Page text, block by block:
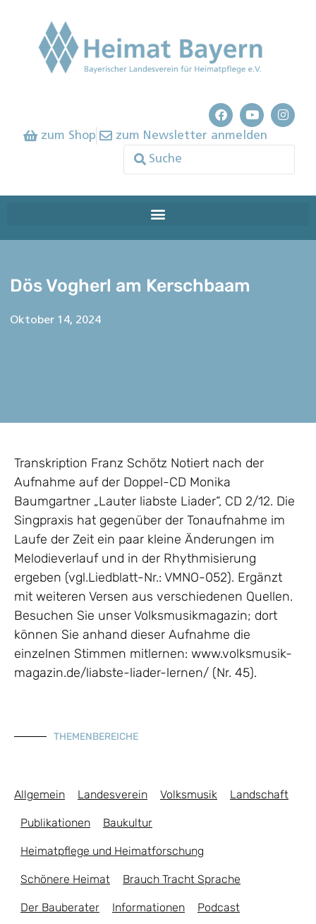
zum Shop zum Newsletter anmelden
Dös Vogherl am Kerschbaam
Oktober 14, 2024
Transkription Franz Schötz Notiert nach der
Aufnahme auf der Doppel-CD Monika
Baumgartner „Lauter liabste Liader“, CD 2/12. Die
Singpraxis hat gegenüber der Tonaufnahme im
Laufe der Zeit ein paar kleine Änderungen im
Melodieverlauf und in der Rhythmisierung
ergeben (vgl.Liedblatt-Nr.: VMNO-052). Ergänzt
mit weiteren Versen aus verschiedenen Quellen.
Besuchen Sie unser Volksmusikmagazin; dort
können Sie anhand dieser Aufnahme die
einzelnen Stimmen mitlernen: www.volksmusik-
magazin.de/liabste-liader-lernen/ (Nr. 45).
THEMENBEREICHE
Allgemein Landesverein Volksmusik Landschaft
Publikationen Baukultur
Heimatpflege und Heimatforschung
Schönere Heimat Brauch Tracht Sprache
Der Bauberater Informationen Podcast